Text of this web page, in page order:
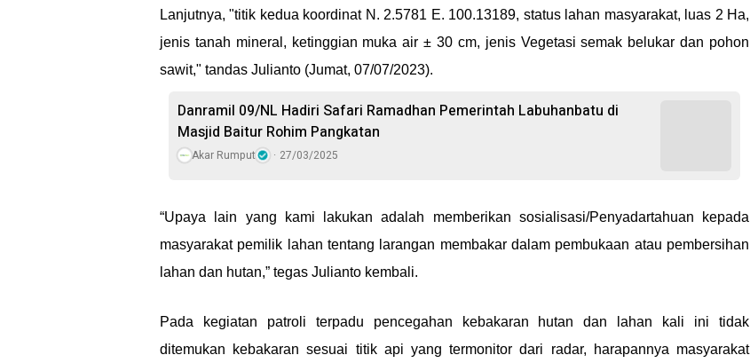
Lanjutnya, "titik kedua koordinat N. 2.5781 E. 100.13189, status lahan masyarakat, luas 2 Ha,
jenis tanah mineral, ketinggian muka air ± 30 cm, jenis Vegetasi semak belukar dan pohon
sawit," tandas Julianto (Jumat, 07/07/2023).
Danramil 09/NL Hadiri Safari Ramadhan Pemerintah Labuhanbatu di
Masjid Baitur Rohim Pangkatan
Akar Rumput 27/03/2025
“Upaya lain yang kami lakukan adalah memberikan sosialisasi/Penyadartahuan kepada
masyarakat pemilik lahan tentang larangan membakar dalam pembukaan atau pembersihan
lahan dan hutan,” tegas Julianto kembali.
Pada kegiatan patroli terpadu pencegahan kebakaran hutan dan lahan kali ini tidak
ditemukan kebakaran sesuai titik api yang termonitor dari radar, harapannya masyarakat